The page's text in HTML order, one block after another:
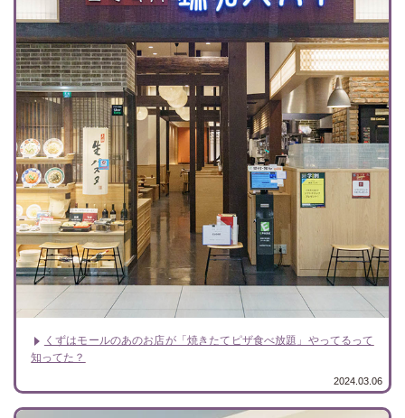
くずはモールのあのお店が「焼きたてピザ食べ放題」やってるって
知ってた？
2024.03.06